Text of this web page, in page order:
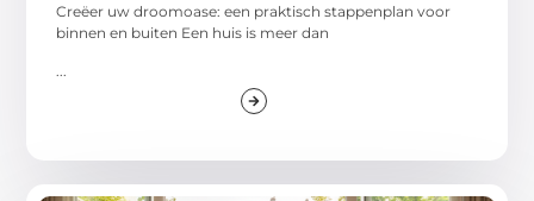
Creëer uw droomoase: een praktisch stappenplan voor
binnen en buiten Een huis is meer dan
...